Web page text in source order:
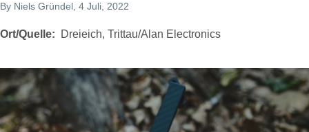
By Niels Gründel , 4 Juli, 2022
Ort/Quelle Dreieich, Trittau/Alan Electronics